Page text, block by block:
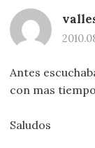
Antes
con mas
Saludos